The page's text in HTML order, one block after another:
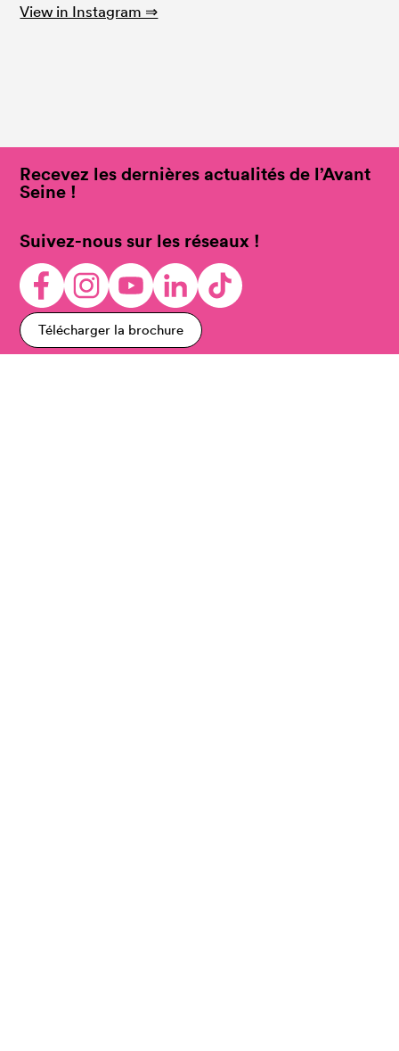
View in Instagram ⇒
Recevez les dernières actualités de l’Avant
Seine !
Suivez-nous sur les réseaux !
Télécharger la brochure